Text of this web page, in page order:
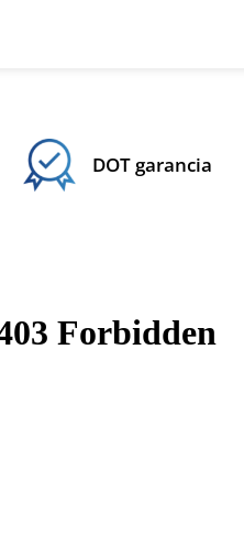
DOT garancia